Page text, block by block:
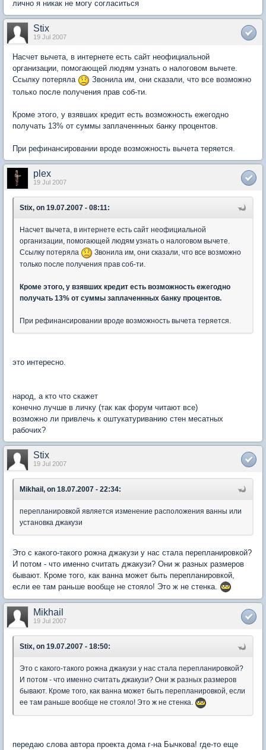
лично я никак не могу согласиться
Stix
19 Jul 2007
Насчет вычета, в интернете есть сайт неофициальной
организации, помогающей людям узнать о налоговом вычете.
Ссылку потеряла
Звонила им, они сказали, что все возможно
только после получения прав соб-ти.
Кроме этого, у взявших кредит есть возможность ежегодно
получать 13% от суммы заплаченнных банку процентов.
При рефинансировании вроде возможность вычета теряется.
plex
19 Jul 2007
Stix, on 19.07.2007 - 08:11:
Насчет вычета, в интернете есть сайт неофициальной
организации, помогающей людям узнать о налоговом вычете.
Ссылку потеряла
Звонила им, они сказали, что все возможно
только после получения прав соб-ти.
Кроме этого, у взявших кредит есть возможность ежегодно
получать 13% от суммы заплаченнных банку процентов.
При рефинансировании вроде возможность вычета теряется.
это интересно.
народ, а кто что скажет
конечно лучше в личку (так как форум читают все)
возможно ли привлечь к оштукатуриванию стен месатных
рабочих?
Stix
19 Jul 2007
Mikhail, on 18.07.2007 - 22:34:
перепланировкой является изменение расположения ванны или
установка джакузи
Это с какого-такого рожна джакузи у нас стала перепланировкой?
И потом - что именно считать джакузи? Они ж разных размеров
бывают. Кроме того, как ванна может быть перепланировкой,
если ее там раньше вообще не стояло! Это ж не стенка.
Mikhail
19 Jul 2007
Stix, on 19.07.2007 - 18:50:
Это с какого-такого рожна джакузи у нас стала перепланировкой?
И потом - что именно считать джакузи? Они ж разных размеров
бывают. Кроме того, как ванна может быть перепланировкой, если
ее там раньше вообще не стояло! Это ж не стенка.
передаю слова автора проекта дома г-на Бычкова! где-то еще